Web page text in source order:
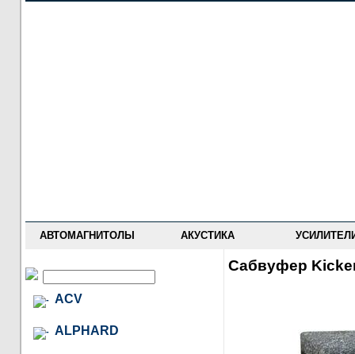
АВТОМАГНИТОЛЫ АКУСТИКА
ACV
ALPHARD
Сабвуфер